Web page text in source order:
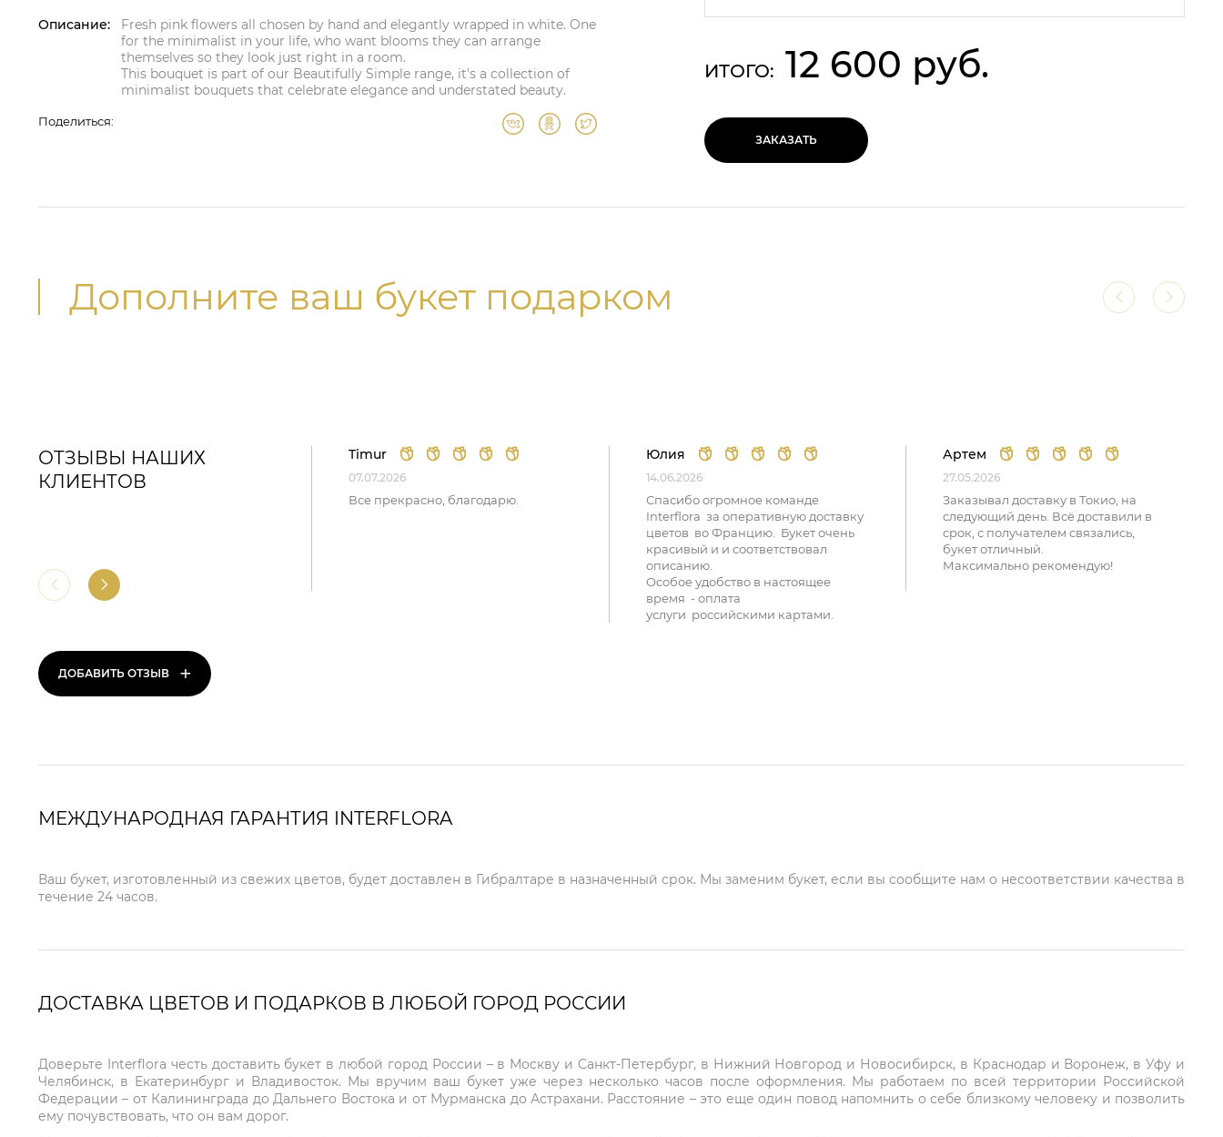
Описание:
Fresh pink flowers all chosen by hand and elegantly wrapped in white. One
for the minimalist in your life, who want blooms they can arrange
themselves so they look just right in a room.
This bouquet is part of our Beautifully Simple range, it's a collection of
minimalist bouquets that celebrate elegance and understated beauty.
Поделиться:
ИТОГО: 12 600 руб.
ЗАКАЗАТЬ
Дополните ваш букет подарком
ОТЗЫВЫ НАШИХ
КЛИЕНТОВ
ДОБАВИТЬ ОТЗЫВ +
Timur
07.07.2026
Все прекрасно, благодарю.
Юлия
14.06.2026
Спасибо огромное команде
Interflora за оперативную доставку
цветов во Францию. Букет очень
красивый и и соответствовал
описанию.
Особое удобство в настоящее
время - оплата
услуги российскими картами.
Артем
27.05.2026
Заказывал доставку в Токио, на
следующий день. Всё доставили в
срок, с получателем связались,
букет отличный.
Максимально рекомендую!
МЕЖДУНАРОДНАЯ ГАРАНТИЯ INTERFLORA
Ваш букет, изготовленный из свежих цветов, будет доставлен в Гибралтаре в назначенный срок. Мы заменим букет, если вы сообщите нам о несоответствии качества в
течение 24 часов.
ДОСТАВКА ЦВЕТОВ И ПОДАРКОВ В ЛЮБОЙ ГОРОД РОССИИ
Доверьте Interflora честь доставить букет в любой город России – в Москву и Санкт-Петербург, в Нижний Новгород и Новосибирск, в Краснодар и Воронеж, в Уфу и
Челябинск, в Екатеринбург и Владивосток. Мы вручим ваш букет уже через несколько часов после оформления. Мы работаем по всей территории Российской
Федерации – от Калининграда до Дальнего Востока и от Мурманска до Астрахани. Расстояние – это еще один повод напомнить о себе близкому человеку и позволить
ему почувствовать, что он вам дорог.